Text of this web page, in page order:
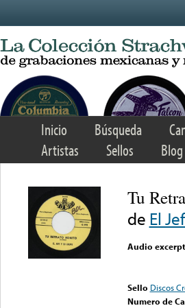
Inicio Búsqueda
Artistas
Sellos Blog
Tu
de El
Audio excerpt
Sello Discos
Numero de